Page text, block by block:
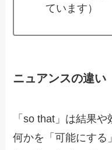
ています）
ニュアンスの違い
「so that」は結果
何かを「可能にする